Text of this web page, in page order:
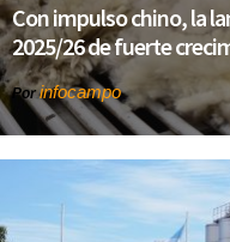
Con impulso chino, la
2025/26 de fuerte
Porinfocampo